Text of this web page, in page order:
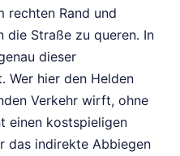
rechten Rand und
Straße zu queren. In
dieser
Wer hier den Helden
Verkehr wirft, ohne
einen kostspieligen
das indirekte Abbiegen